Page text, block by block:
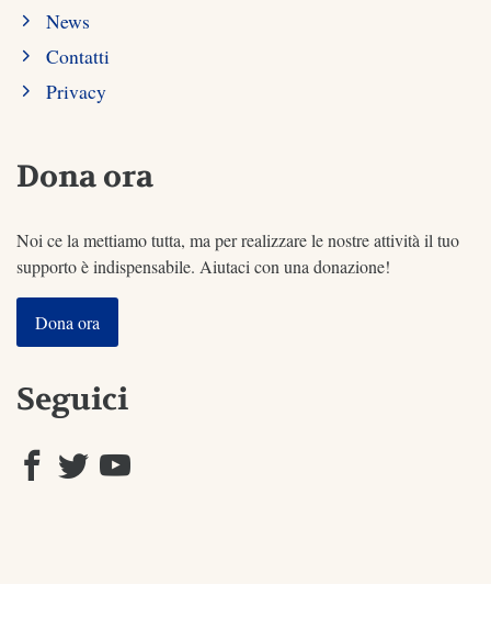
News
Contatti
Privacy
Dona ora
Noi ce la mettiamo tutta, ma per realizzare le nostre attività il tuo
supporto è indispensabile. Aiutaci con una donazione!
Dona ora
Seguici